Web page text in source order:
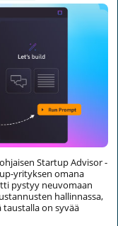
Startup Advisor -
yrityksen omana
pystyy neuvomaan
hallinnassa,
on syvää